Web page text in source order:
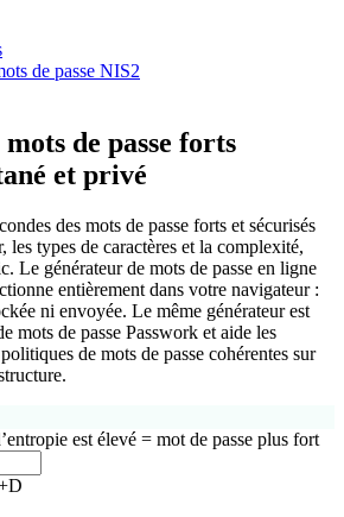
de passe NIS2
de passe forts
et privé
des mots de passe forts et sécurisés
types de caractères et la complexité,
Le générateur de mots de passe en ligne
entièrement dans votre navigateur :
ni envoyée. Le même générateur est
mots de passe Passwork et aide les
de mots de passe cohérentes sur
est élevé = mot de passe plus fort